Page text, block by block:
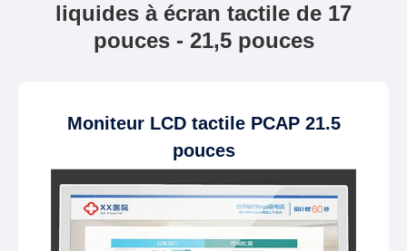
liquides à écran tactile de 17
pouces - 21,5 pouces
Moniteur LCD tactile PCAP 21.5
pouces